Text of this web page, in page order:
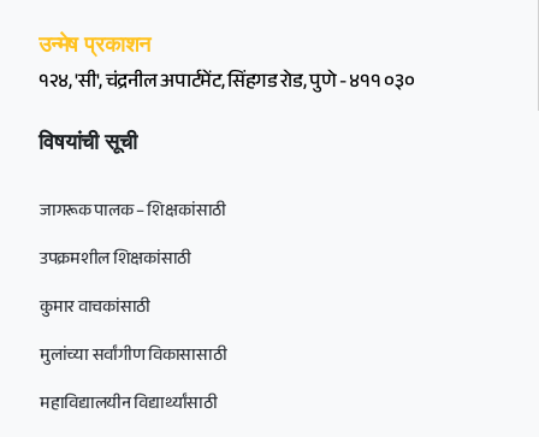
उन्मेष प्रकाशन
१२४, 'सी', चंद्रनील अपार्टमेंट, सिंहगड रोड, पुणे - ४११ ०३०
विषयांची सूची
जागरूक पालक – शिक्षकांसाठी
उपक्रमशील शिक्षकांसाठी
कुमार वाचकांसाठी
मुलांच्या सर्वांगीण विकासासाठी
महाविद्यालयीन विद्यार्थ्यांसाठी